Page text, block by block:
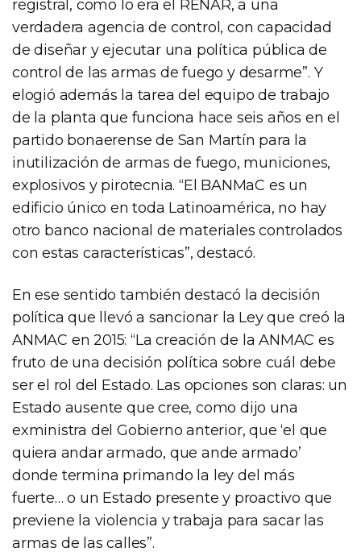
registral, como lo era el RENAR, a una
verdadera agencia de control, con capacidad
de diseñar y ejecutar una política pública de
control de las armas de fuego y desarme”. Y
elogió además la tarea del equipo de trabajo
de la planta que funciona hace seis años en el
partido bonaerense de San Martín para la
inutilización de armas de fuego, municiones,
explosivos y pirotecnia. “El BANMaC es un
edificio único en toda Latinoamérica, no hay
otro banco nacional de materiales controlados
con estas características”, destacó.
En ese sentido también destacó la decisión
política que llevó a sancionar la Ley que creó la
ANMAC en 2015: “La creación de la ANMAC es
fruto de una decisión política sobre cuál debe
ser el rol del Estado. Las opciones son claras: un
Estado ausente que cree, como dijo una
exministra del Gobierno anterior, que ‘el que
quiera andar armado, que ande armado’
donde termina primando la ley del más
fuerte… o un Estado presente y proactivo que
previene la violencia y trabaja para sacar las
armas de las calles”.